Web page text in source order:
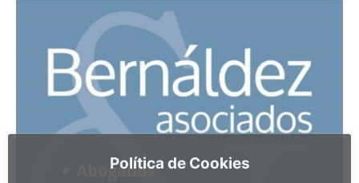
Política de Cookies